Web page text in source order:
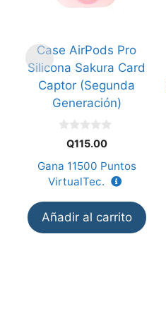
Case AirPods Pro
Silicona Sakura Card
Captor (Segunda
Generación)
5
Q115.00
Gana 11500 Puntos
VirtualTec.
Añadir al carrito